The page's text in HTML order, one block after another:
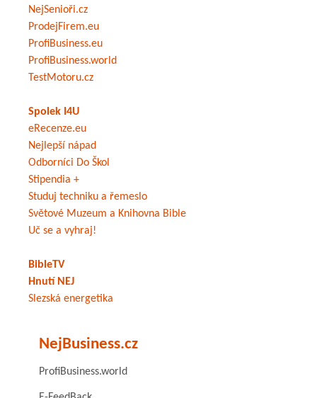
NejSenioři.cz
ProdejFirem.eu
ProfiBusiness.eu
ProfiBusiness.world
TestMotoru.cz
Spolek I4U
eRecenze.eu
Nejlepší nápad
Odborníci Do Škol
Stipendia +
Studuj techniku a řemeslo
Světové Muzeum a Knihovna Bible
Uč se a vyhraj!
BibleTV
Hnutí NEJ
Slezská energetika
NejBusiness.cz
ProfiBusiness.world